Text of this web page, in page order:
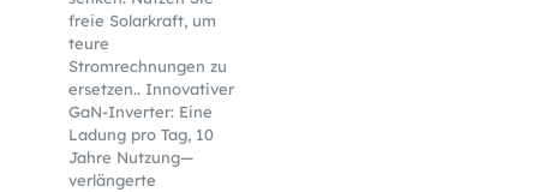
freie Solarkraft, um
teure
Stromrechnungen zu
ersetzen.. Innovativer
GaN-Inverter: Eine
Ladung pro Tag, 10
Jahre Nutzung—
verlängerte